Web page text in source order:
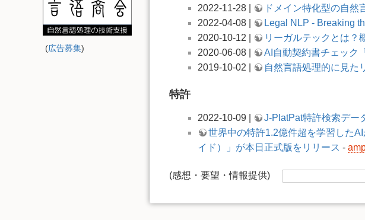
(広告募集)
2022-11-28 |
ドメイン特化型の自然
2022-04-08 |
Legal NLP - Breaking
2020-10-12 |
リーガルテックとは？
2020-06-08 |
AI自動契約書チェック
2019-10-02 |
自然言語処理的に見た
特許
2022-10-09 |
J-PlatPat特許検索デー
世界中の特許1.2億件超を学習した
イド）」が本日正式版をリリース -
(感想・要望・情報提供)